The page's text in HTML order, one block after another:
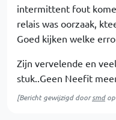
intermittent fout
relais was oorzaak,
Goed kijken welke
Zijn vervelende en
stuk..Geen Neefit
[Bericht gewijzigd doorsmdop